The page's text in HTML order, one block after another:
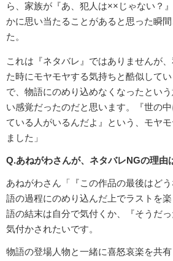
ら、家族が『あ、犯人は××じゃない？
かに思い当たることがあると思った瞬
た。
これは『ネタバレ』ではありませんが
た時にモヤモヤする気持ちと酷似して
で、物語にのめり込めなくなったとい
い感覚だったのだと思います。『世の
ている人がいるんだよ』という、モヤ
ました」
Q.あねがわさんが、ネタバレNGの理由
あねがわさん「『この作品の最後はど
語の過程にのめり込んだ上でラストを
語の結末は自分で気付くか、『そうだ
気付かされたいです。
物語の登場人物と一緒に喜怒哀楽を共